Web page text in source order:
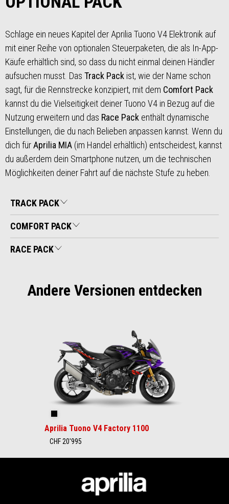
Schlage ein neues Kapitel der Aprilia Tuono V4 Elektronik auf
mit einer Reihe von optionalen Steuerpaketen, die als In-App-
Käufe erhältlich sind, so dass du nicht einmal deinen Händler
aufsuchen musst. Das Track Pack ist, wie der Name schon
sagt, für die Rennstrecke konzipiert, mit dem Comfort Pack
kannst du die Vielseitigkeit deiner Tuono V4 in Bezug auf die
Nutzung erweitern und das Race Pack enthält dynamische
Einstellungen, die du nach Belieben anpassen kannst. Wenn du
dich fürAprilia MIA (im Handel erhältlich) entscheidest, kannst
du außerdem dein Smartphone nutzen, um die technischen
Möglichkeiten deiner Fahrt auf die nächste Stufe zu heben.
TRACK PACK
COMFORT PACK
RACE PACK
Andere Versionen entdecken
Aprilia Tuono V4 Factory 1100
CHF 20'995